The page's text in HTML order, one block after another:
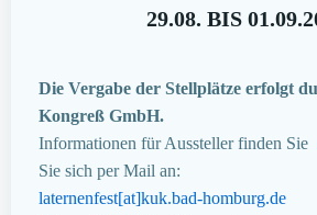
29.08. BIS
Die Vergabe der Stellplätze erfolgt
Kongreß GmbH.
Informationen für Aussteller finden Sie
Sie sich per Mail an:
laternenfest[at]kuk.bad-homburg.de